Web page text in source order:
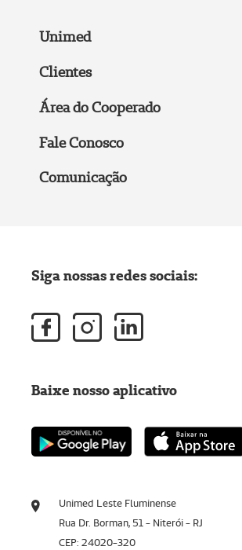
Unimed
Clientes
Área do Cooperado
Fale Conosco
Comunicação
Unimed Leste Fluminense
Rua Dr. Borman, 51 - Niterói - RJ
CEP: 24020-320
Siga nossas redes sociais:
Baixe nosso aplicativo